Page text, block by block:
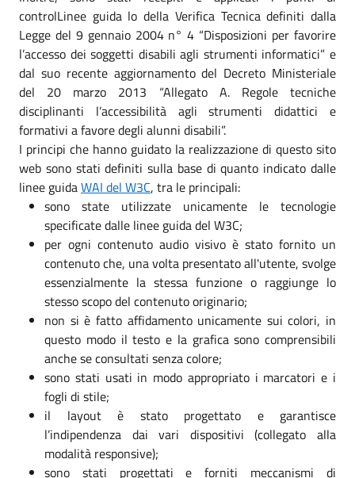
controlLinee guida lo della Verifica Tecnica definiti dalla
Legge del 9 gennaio 2004 n° 4 “Disposizioni per favorire
l’accesso dei soggetti disabili agli strumenti informatici” e
dal suo recente aggiornamento del Decreto Ministeriale
del 20 marzo 2013 “Allegato A. Regole tecniche
disciplinanti l’accessibilità agli strumenti didattici e
formativi a favore degli alunni disabili”.
I principi che hanno guidato la realizzazione di questo sito
web sono stati definiti sulla base di quanto indicato dalle
linee guidaWAI del W3C, tra le principali:
sono state utilizzate unicamente le tecnologie
specificate dalle linee guida del W3C;
per ogni contenuto audio visivo è stato fornito un
contenuto che, una volta presentato all'utente, svolge
essenzialmente la stessa funzione o raggiunge lo
stesso scopo del contenuto originario;
non si è fatto affidamento unicamente sui colori, in
questo modo il testo e la grafica sono comprensibili
anche se consultati senza colore;
sono stati usati in modo appropriato i marcatori e i
fogli di stile;
il layout è stato progettato e garantisce
l’indipendenza dai vari dispositivi (collegato alla
modalità responsive);
sono stati progettati e forniti meccanismi di